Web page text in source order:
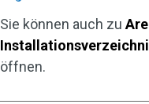
Sie können auch zu
öffnen.